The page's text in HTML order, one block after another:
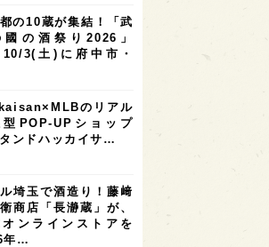
神奈川県 4
3 3
アジア 2
1 カナダ 1
県
の10蔵が集結！「武
國の酒祭り2026」
3(土)に府中市・
のリアル
型POP-UPショップ
タンドハッカイサ…
埼玉で酒造り！藤﨑
商店「長瀞蔵」が、
ンラインストアを
年…